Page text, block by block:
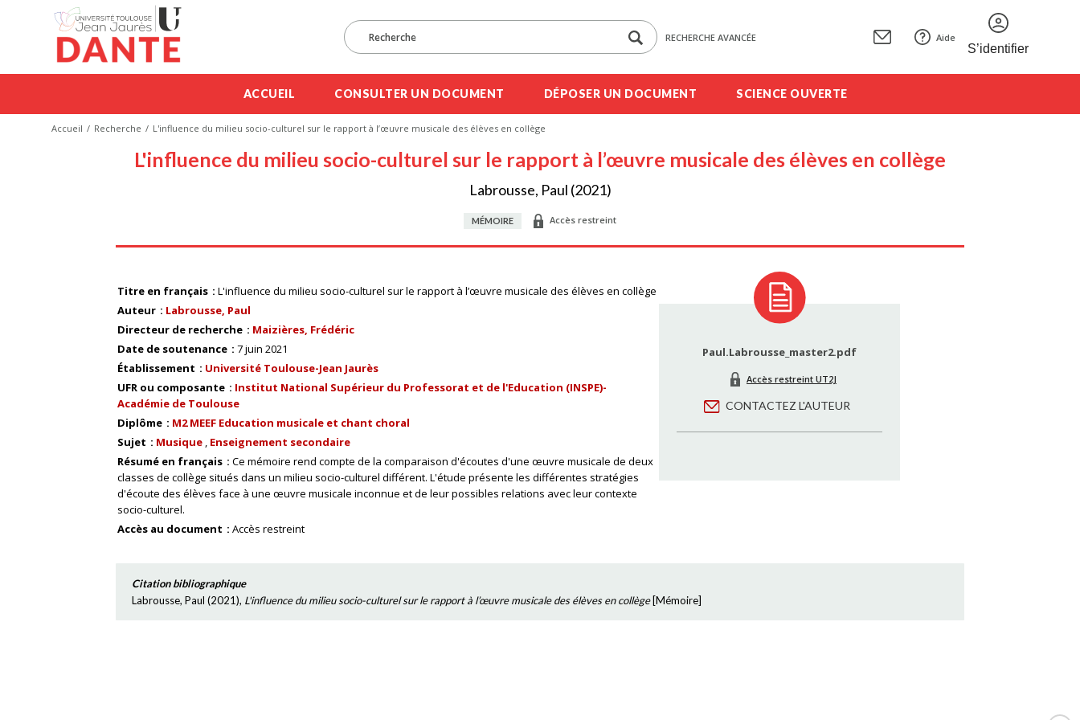
RECHERCHE AVANCÉE Aide
S’identifier
ACCUEIL CONSULTER UN DOCUMENT DÉPOSER UN DOCUMENT SCIENCE OUVERTE
Accueil Recherche L'influence du milieu socio-culturel sur le rapport à l’œuvre musicale des élèves en collège
L'influence du milieu socio-culturel sur le rapport à l’œuvre musicale des élèves en collège
Labrousse, Paul (2021)
MÉMOIRE Accès restreint
Titre en français
L'influence du milieu socio-culturel sur le rapport à l’œuvre musicale des élèves en collège
Auteur
Labrousse, Paul
Directeur de recherche
Maizières, Frédéric
Date de soutenance
7 juin 2021
Établissement
Université Toulouse-Jean Jaurès
UFR ou composante
Institut National Supérieur du Professorat et de l'Education (INSPE)-
Académie de Toulouse
Diplôme
M2 MEEF Education musicale et chant choral
Sujet
Musique Enseignement secondaire
Résumé en français
Ce mémoire rend compte de la comparaison d'écoutes d'une œuvre musicale de deux
classes de collège situés dans un milieu socio-culturel différent. L'étude présente les différentes stratégies
d'écoute des élèves face à une œuvre musicale inconnue et de leur possibles relations avec leur contexte
socio-culturel.
Accès au document
Accès restreint
Paul.Labrousse_master2.pdf
Accès restreint UT2J
CONTACTEZ L'AUTEUR
Citation bibliographique
Labrousse, Paul (2021), L'influence du milieu socio-culturel sur le rapport à l’œuvre musicale des élèves en collège[Mémoire]